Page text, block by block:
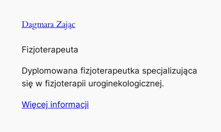
Dagmara Zając
Fizjoterapeuta
Dyplomowana fizjoterapeutka specjalizująca
się w fizjoterapii uroginekologicznej.
Więcej informacji